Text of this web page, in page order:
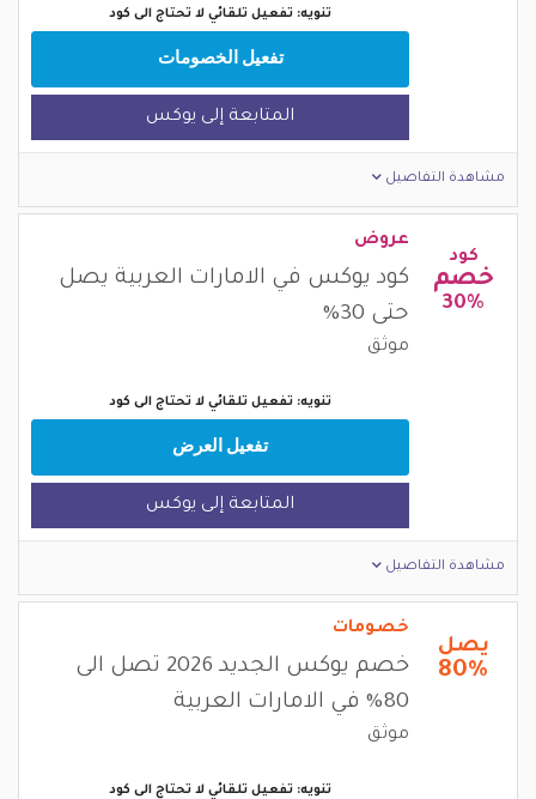
تنويه: تفعيل تلقائي لا تحتاج الى كود
تفعيل الخصومات
المتابعة إلى يوكس
مشاهدة التفاصيل
كود
خصم
30%
عروض
كود يوكس في الامارات العربية يصل
حتى 30%
موثق
تنويه: تفعيل تلقائي لا تحتاج الى كود
تفعيل العرض
المتابعة إلى يوكس
مشاهدة التفاصيل
يصل
80%
خصومات
خصم يوكس الجديد 2026 تصل الى
80% في الامارات العربية
موثق
تنويه: تفعيل تلقائي لا تحتاج الى كود